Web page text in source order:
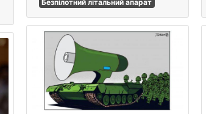
Безпілотний літальний апарат